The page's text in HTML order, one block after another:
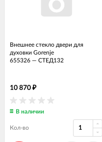
Внешнее стекло двери для
духовки Gorenje
655326 — СТЕД132
10 870 ₽
В наличии
Кол-во